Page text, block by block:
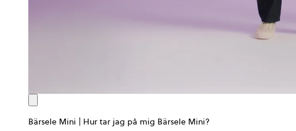
Bärsele Mini | Hur tar jag på mig Bärsele Mini?